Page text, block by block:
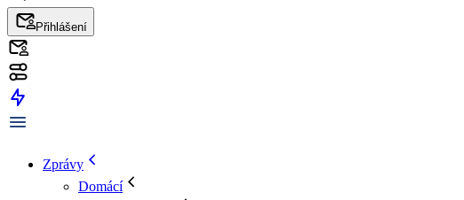
Přihlášení
Zprávy
Domácí